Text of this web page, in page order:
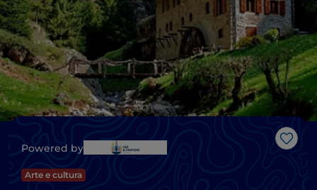
Powered by
Arte e cultura